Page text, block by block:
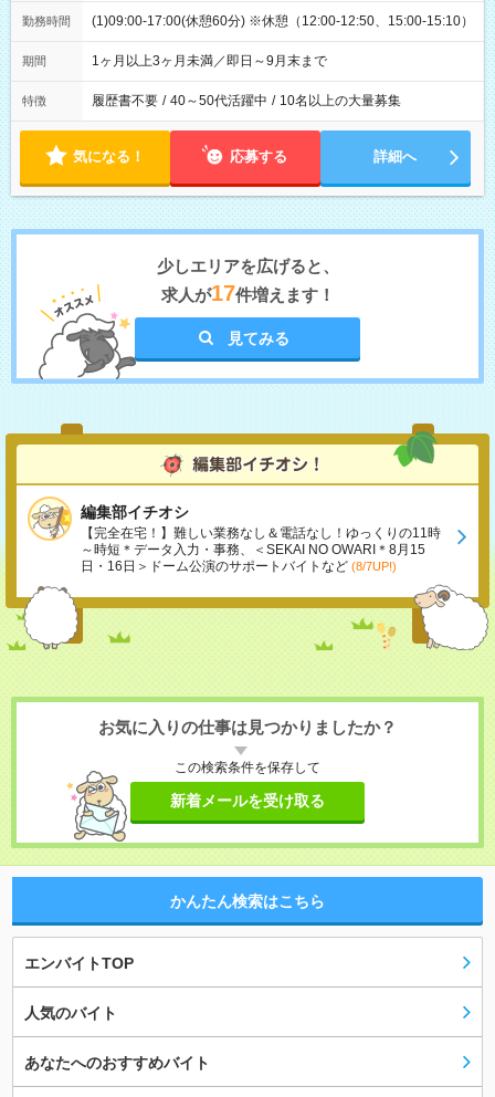
勤務時間 (1)09:00-17:00(休憩60分) ※休憩（12:00-12:50、15:00-15:10）
期間 1ヶ月以上3ヶ月未満／即日～9月末まで
特徴 履歴書不要 / 40～50代活躍中 / 10名以上の大量募集
気になる！ 応募する 詳細へ
少しエリアを広げると、
求人が17件増えます！
見てみる
編集部イチオシ
【完全在宅！】難しい業務なし＆電話なし！ゆっくりの11時
～時短＊データ入力・事務、＜SEKAI NO OWARI＊8月15
日・16日＞ドーム公演のサポートバイトなど (8/7UP!)
お気に入りの仕事は見つかりましたか？
この検索条件を保存して
新着メールを受け取る
かんたん検索はこちら
エンバイトTOP
人気のバイト
あなたへのおすすめバイト